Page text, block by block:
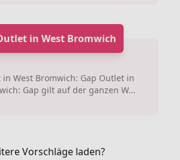
in West Bromwich
in West Bromwich: Gap Outlet in
Gap gilt auf der ganzen W...
Vorschläge laden?